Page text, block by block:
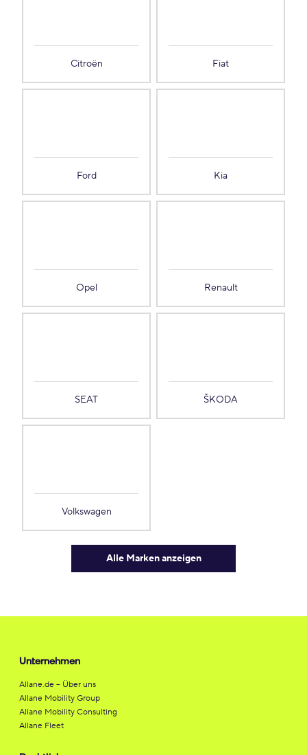
Citroën Fiat
Ford Kia
Opel Renault
SEAT ŠKODA
Volkswagen
Alle Marken anzeigen
Unternehmen
Allane.de – Über uns
Allane Mobility Group
Allane Mobility Consulting
Allane Fleet